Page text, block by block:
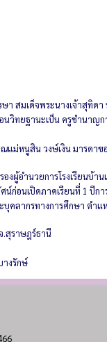
า สมเด็จพระนางเจ้าสุทิ
นวิทยฐานะเป็น ครูชำนาญก
ม่หนูสิน วงษ์เงิน มารดาข
งผู้อำนวยการโรงเรียนบ้า
น์ก่อนเปิดภาคเรียนที่ 1 ปีก
บุคลากรทางการศึกษา ตำ
.สุราษฎร์ธานี
างรักษ์